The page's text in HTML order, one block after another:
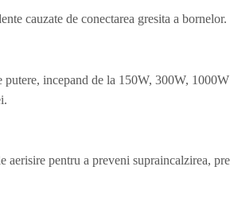
cauzate de conectarea gresita a bornelor.
incepand de la 150W, 300W,
pentru a preveni supraincalzirea,